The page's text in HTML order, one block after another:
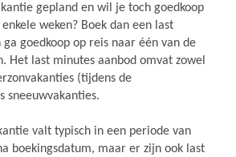
gepland en wil je toch goedkoop
weken? Boek dan een last
goedkoop op reis naar één van de
Het last minutes aanbod omvat zowel
(tijdens de
sneeuwvakanties.
valt typisch in een periode van
boekingsdatum, maar er zijn ook last